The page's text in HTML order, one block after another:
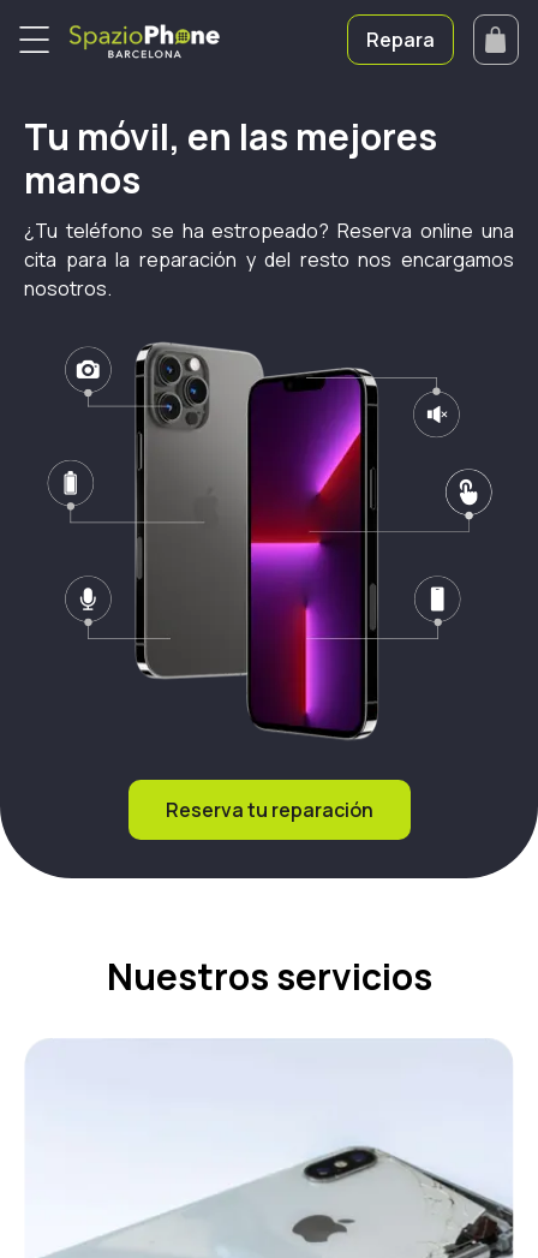
Repara
Tu móvil, en las mejores
manos
¿Tu teléfono se ha estropeado? Reserva online una
cita para la reparación y del resto nos encargamos
nosotros.
Reserva tu reparación
Nuestros servicios